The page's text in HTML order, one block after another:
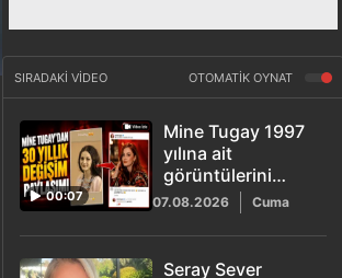
SIRADAKİ VİDEO OTOMATİK OYNAT
00:07
Mine Tugay 1997
yılına ait
görüntülerini
paylaştı: "Çene
iddiasına cevap
verdi
07.08.2026 Cuma
Seray Sever